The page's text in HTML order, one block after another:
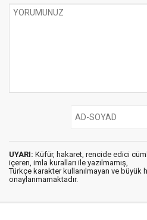
UYARI: Küfür, hakaret, rencide edici
içeren, imla kuralları ile yazılmamış,
Türkçe karakter kullanılmayan ve büyük
onaylanmamaktadır.